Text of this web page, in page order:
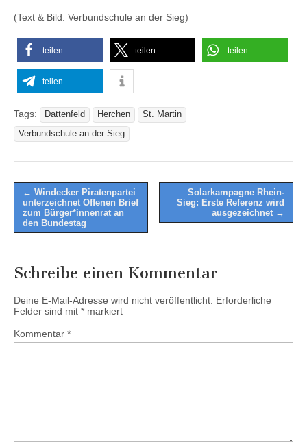
(Text & Bild: Verbundschule an der Sieg)
teilen teilen teilen
teilen
Tags: Dattenfeld Herchen
St. Martin
Verbundschule an der Sieg
Post
navigation
← Windecker Piratenpartei
unterzeichnet Offenen Brief
zum Bürger*innenrat an
den Bundestag
Solarkampagne Rhein-
Sieg: Erste Referenz wird
ausgezeichnet →
Schreibe einen Kommentar
Deine E-Mail-Adresse wird nicht veröffentlicht. Erforderliche
Felder sind mit * markiert
Kommentar *